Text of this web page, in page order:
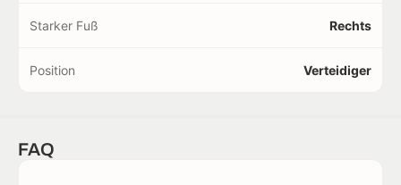
Starker Fuß Rechts
Position Verteidiger
FAQ